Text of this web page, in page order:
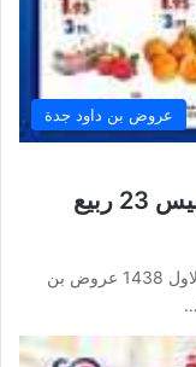
عروض بن داود جدة
عروض بن داود هايبر ماركت الخميس 23 ربيع
عروض بن داود هايبر ماركت الخميس 23 ربيع الاول 1438 عروض بن